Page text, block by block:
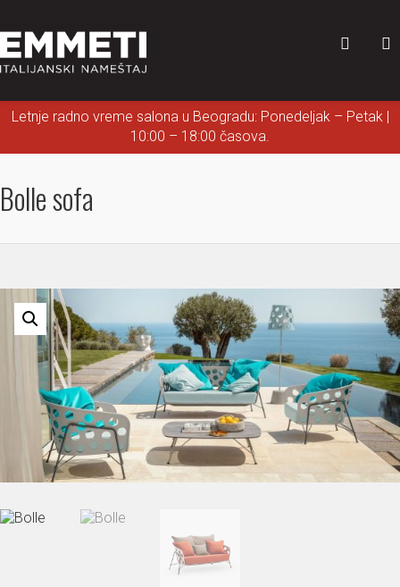
Letnje radno vreme salona u Beogradu: Ponedeljak – Petak |
10:00 – 18:00 časova.
Bolle sofa